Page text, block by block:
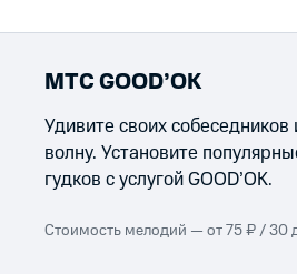
МТС GOOD’OK
Удивите своих
волну. Установите
гудков с услугой GOOD’OK.
Стоимость мелодий — от 75 ₽ / 30